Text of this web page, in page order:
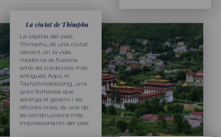
La ciutat de Thimphu
La capital del país,
Thimphu, és una ciutat
vibrant on la vida
moderna es fusiona
amb les tradicions més
antigues. Aquí, el
Tashichhoedzong, una
gran fortalesa que
alberga el govern i les
oficines reials, és una de
les construccions més
impressionants del país.